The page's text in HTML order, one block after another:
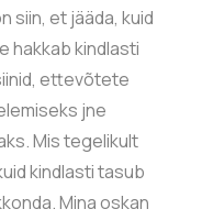
siin, et jääda, kuid
hakkab kindlasti
ettevõtete
jne
Mis tegelikult
kindlasti tasub
Mina oskan